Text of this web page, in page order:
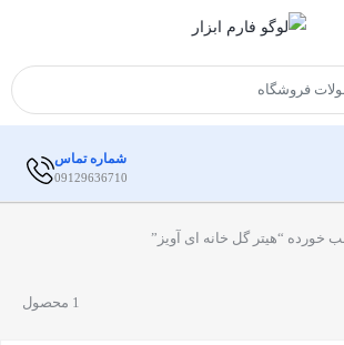
شماره تماس
09129636710
“هیتر گل خانه ای آویز”
1 محصول